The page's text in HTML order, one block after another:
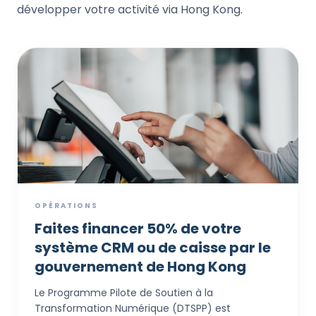
développer votre activité via Hong Kong.
OPÉRATIONS
Faites financer 50% de votre
système CRM ou de caisse par le
gouvernement de Hong Kong
Le Programme Pilote de Soutien à la
Transformation Numérique (DTSPP) est